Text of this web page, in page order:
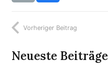
Vorheriger Beitrag
Neueste Beiträge